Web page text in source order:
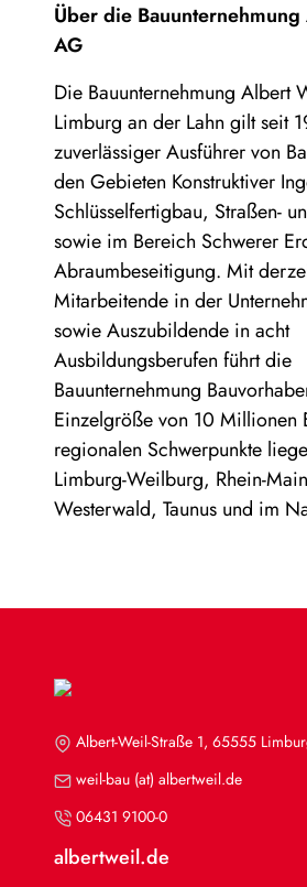
Über die
AG
Die Bauunternehmung Albert
Limburg an der Lahn gilt seit
zuverlässiger Ausführer von
den Gebieten Konstruktiver
Schlüsselfertigbau, Straßen-
sowie im Bereich Schwerer
Abraumbeseitigung. Mit
Mitarbeitende in der
sowie Auszubildende in acht
Ausbildungsberufen führt die
Bauunternehmung
Einzelgröße von 10 Millionen
regionalen Schwerpunkte
Limburg-Weilburg, Rhein-
Westerwald, Taunus und im
Albert-Weil-Straße 1, 65555
weil-bau (at) albertweil.de
06431 9100-0
albertweil.de